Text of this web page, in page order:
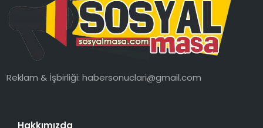
Reklam & İşbirliği:habersonuclari@gmail.com